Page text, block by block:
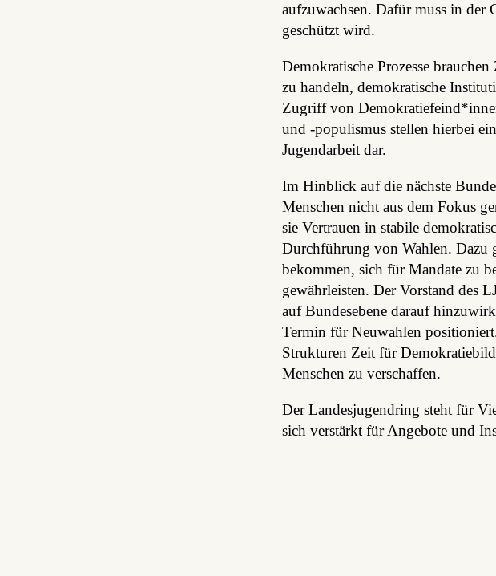
aufzuwachsen. Dafür muss in der
geschützt wird.
Demokratische Prozesse
zu handeln, demokratische
Zugriff von
und -populismus stellen hierbei
Jugendarbeit dar.
Im Hinblick auf die nächste
Menschen nicht aus dem Fokus
sie Vertrauen in stabile
Durchführung von Wahlen. Dazu
bekommen, sich für Mandate zu
gewährleisten. Der Vorstand des
auf Bundesebene darauf
Termin für Neuwahlen
Strukturen Zeit für
Menschen zu verschaffen.
Der Landesjugendring steht für
sich verstärkt für Angebote und